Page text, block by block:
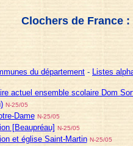
Clochers de France :
du département - Listes
actuel ensemble scolaire Dom
N-25/05
Dame N-25/05
[Beaupréau] N-25/05
et église Saint-Martin N-25/05